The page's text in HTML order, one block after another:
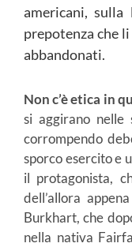
americani, sulla
prepotenza che
abbandonati.
Non c’è etica in
si aggirano nelle
corrompendo
sporco esercito e
il protagonista,
dell’allora
Burkhart, che
nella nativa